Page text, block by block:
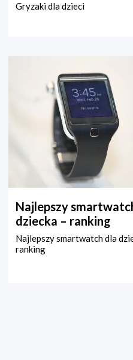
Gryzaki dla dzieci
Najlepszy
dziecka – ranking
Najlepszy smartwatch dla
ranking